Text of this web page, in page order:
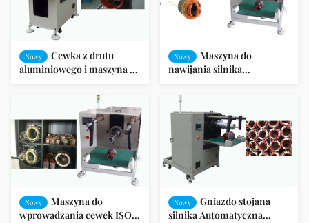
Nowy
Cewka z drutu
aluminiowego i maszyna do
silnika indukcyjnego
Nowy
Maszyna do
nawijania silnika
silników elektrycznych / AC
/ DC
Nowy
Maszyna do
wprowadzania cewek ISO
Nowy
Gniazdo stojana
silnika Automatyczna